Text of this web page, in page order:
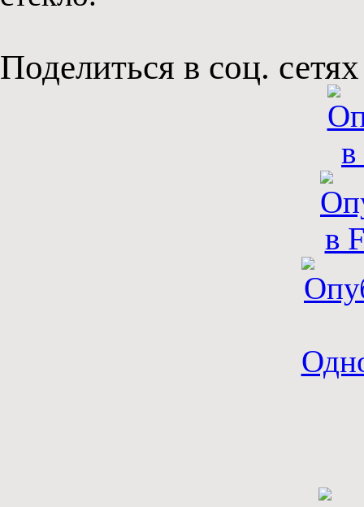
Поделиться в соц. сетях